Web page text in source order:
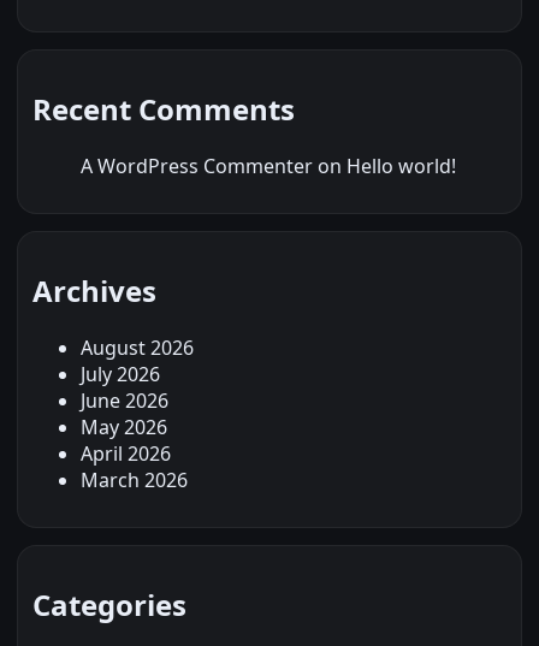
Recent Comments
A WordPress Commenter on Hello world!
Archives
August 2026
July 2026
June 2026
May 2026
April 2026
March 2026
Categories